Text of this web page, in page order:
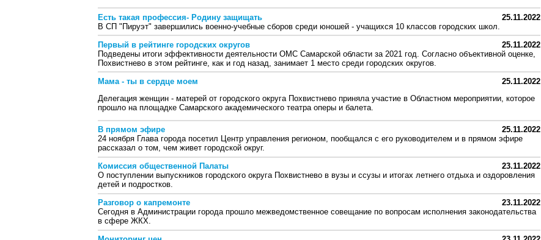
25.11.2022
Есть такая профессия- Родину защищать
В СП "Пируэт" завершились военно-учебные сборов среди юношей - учащихся 10 классов городских школ.
25.11.2022
Первый в рейтинге городских округов
Подведены итоги эффективности деятельности ОМС Самарской области за 2021 год. Согласно объективной оценке,
Похвистнево в этом рейтинге, как и год назад, занимает 1 место среди городских округов.
25.11.2022
Мама - ты в сердце моем
Делегация женщин - матерей от городского округа Похвистнево приняла участие в Областном мероприятии, которое
прошло на площадке Самарского академического театра оперы и балета.
25.11.2022
В прямом эфире
24 ноября Глава города посетил Центр управления регионом, пообщался с его руководителем и в прямом эфире
рассказал о том, чем живет городской округ.
23.11.2022
Комиссия общественной Палаты
О поступлении выпускников городского округа Похвистнево в вузы и ссузы и итогах летнего отдыха и оздоровления
детей и подростков.
23.11.2022
Разговор о капремонте
Сегодня в Администрации города прошло межведомственное совещание по вопросам исполнения законодательства
в сфере ЖКХ.